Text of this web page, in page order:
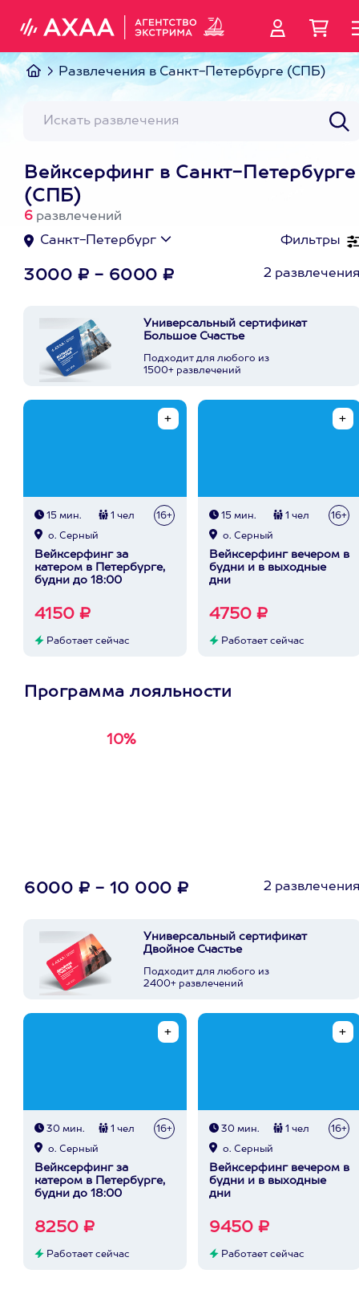
Развлечения в Санкт-Петербурге (СПБ)
Вейксерфинг в Санкт-Петербурге
(СПБ)
6 развлечений
Фильтры
Санкт-Петербург
3000 ₽ - 6000 ₽ 2
Универсальный сертификат
Большое Счастье
Подходит для любого из
1500+ развлечений
15 мин. 1 чел 16+
о. Серный
Вейксерфинг за
катером в Петербурге,
будни до 18:00
4150 ₽
Работает сейчас
15 мин. 1 чел 16+
о. Серный
Вейксерфинг вечером в
будни и в выходные
дни
4750 ₽
Работает сейчас
Программа лояльности
10%
6000 ₽ - 10 000 ₽ 2
Универсальный сертификат
Двойное Счастье
Подходит для любого из
2400+ развлечений
30 мин. 1 чел 16+
о. Серный
Вейксерфинг за
катером в Петербурге,
будни до 18:00
8250 ₽
Работает сейчас
30 мин. 1 чел 16+
о. Серный
Вейксерфинг вечером в
будни и в выходные
дни
9450 ₽
Работает сейчас